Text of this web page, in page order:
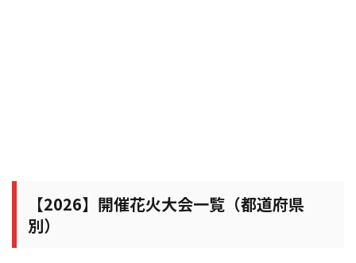
【2026】開催花火大会一覧（都道府県
別）